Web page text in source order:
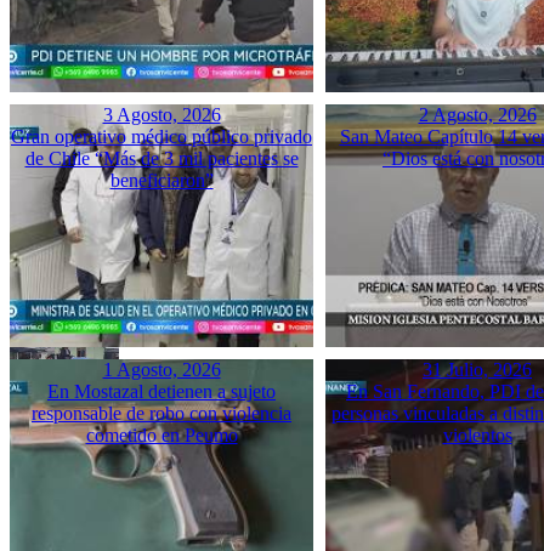
3 Agosto, 2026
Gran operativo médico público privado
de Chile “Más de 3 mil pacientes se
beneficiaron”
2 Agosto, 2026
San Mateo Capítulo 14
“Dios está con
1 Agosto, 2026
En Mostazal detienen a sujeto
responsable de robo con violencia
cometido en Peumo
31 Julio, 2026
En San Fernando, PDI
personas vinculadas a
violentos